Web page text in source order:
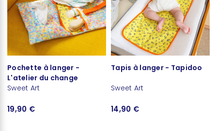
Pochette à langer -
L'atelier du change
Sweet Art
19,90 €
Tapis à langer - Tapidoo
Sweet Art
14,90 €